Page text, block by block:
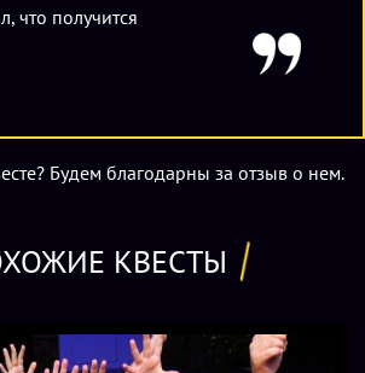
что получится
Будем благодарны за отзыв о нем.
КВЕСТЫ